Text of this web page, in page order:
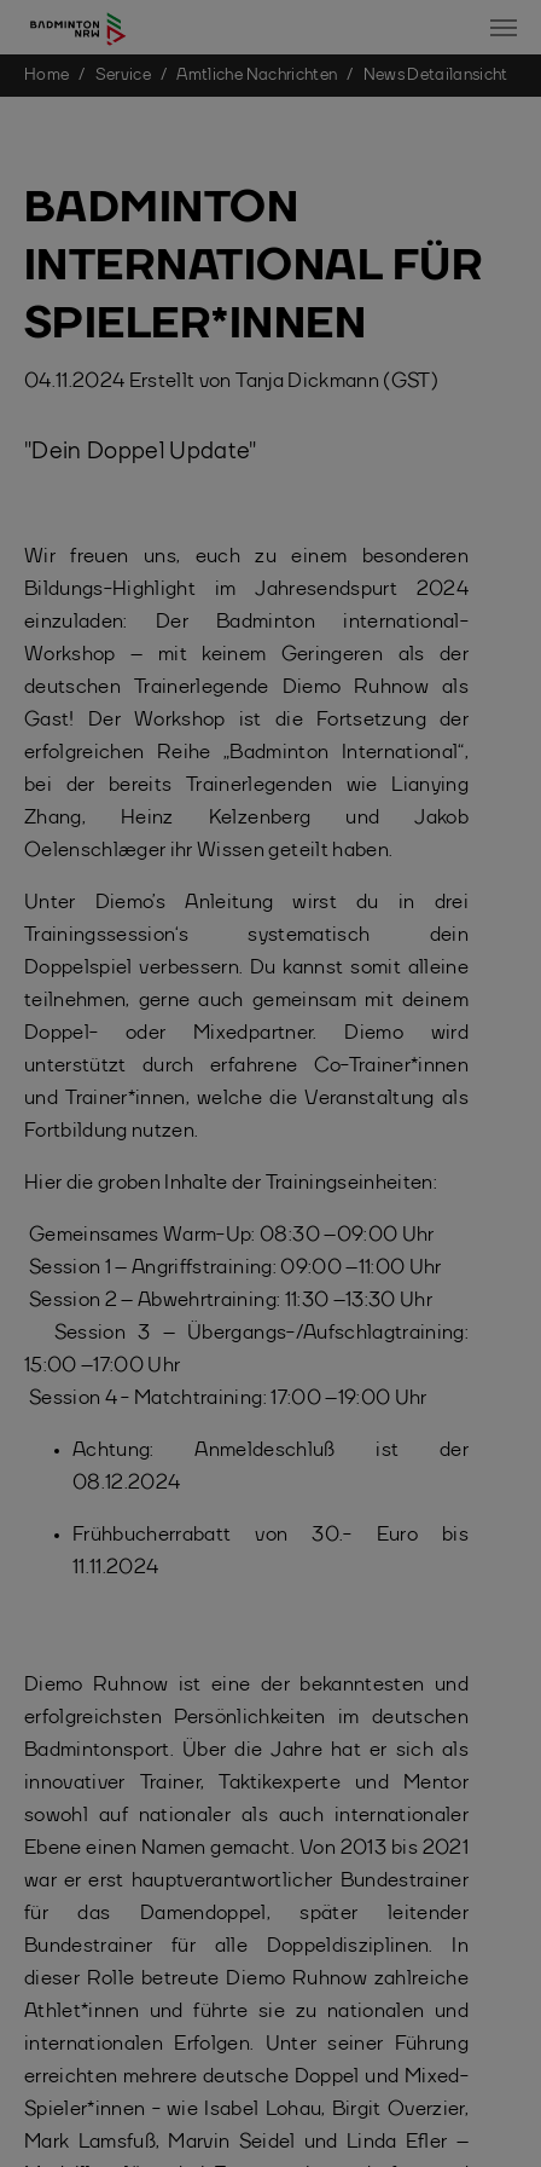
Skip to main content
You are here:
Home Service Amtliche Nachrichten News Detailansicht
BADMINTON
INTERNATIONAL FÜR
SPIELER*INNEN
04.11.2024 Erstellt von Tanja Dickmann (GST)
"Dein Doppel Update"
Wir freuen uns, euch zu einem besonderen
Bildungs-Highlight im Jahresendspurt 2024
einzuladen: Der Badminton international-
Workshop – mit keinem Geringeren als der
deutschen Trainerlegende Diemo Ruhnow als
Gast! Der Workshop ist die Fortsetzung der
erfolgreichen Reihe „Badminton International“,
bei der bereits Trainerlegenden wie Lianying
Zhang, Heinz Kelzenberg und Jakob
Oelenschlæger ihr Wissen geteilt haben.
Unter Diemo’s Anleitung wirst du in drei
Trainingssession‘s systematisch dein
Doppelspiel verbessern. Du kannst somit alleine
teilnehmen, gerne auch gemeinsam mit deinem
Doppel- oder Mixedpartner. Diemo wird
unterstützt durch erfahrene Co-Trainer*innen
und Trainer*innen, welche die Veranstaltung als
Fortbildung nutzen.
Hier die groben Inhalte der Trainingseinheiten:
Gemeinsames Warm-Up: 08:30 –09:00 Uhr
Session 1 – Angriffstraining: 09:00 –11:00 Uhr
Session 2 – Abwehrtraining: 11:30 –13:30 Uhr
Session 3 – Übergangs-/Aufschlagtraining:
15:00 –17:00 Uhr
Session 4 - Matchtraining: 17:00 –19:00 Uhr
Achtung: Anmeldeschluß ist der
08.12.2024
Frühbucherrabatt von 30.- Euro bis
11.11.2024
Diemo Ruhnow ist eine der bekanntesten und
erfolgreichsten Persönlichkeiten im deutschen
Badmintonsport. Über die Jahre hat er sich als
innovativer Trainer, Taktikexperte und Mentor
sowohl auf nationaler als auch internationaler
Ebene einen Namen gemacht. Von 2013 bis 2021
war er erst hauptverantwortlicher Bundestrainer
für das Damendoppel, später leitender
Bundestrainer für alle Doppeldisziplinen. In
dieser Rolle betreute Diemo Ruhnow zahlreiche
Athlet*innen und führte sie zu nationalen und
internationalen Erfolgen. Unter seiner Führung
erreichten mehrere deutsche Doppel und Mixed-
Spieler*innen - wie Isabel Lohau, Birgit Overzier,
Mark Lamsfuß, Marvin Seidel und Linda Efler –